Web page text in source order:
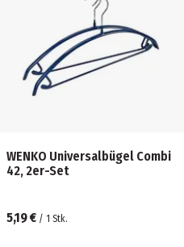
WENKO Universalbügel Combi
42, 2er-Set
5,19 € / 1 Stk.